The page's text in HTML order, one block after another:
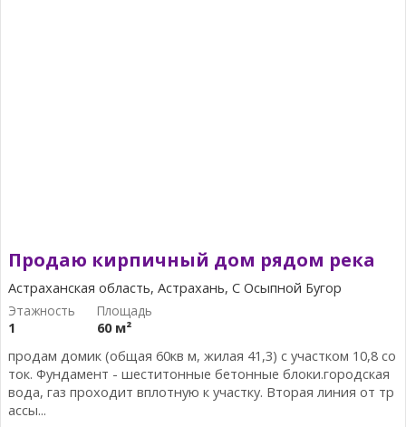
Продаю кирпичный дом рядом река
Астраханская область, Астрахань, С Осыпной Бугор
1
60 м²
продам домик (общая 60кв м, жилая 41,3) с участком 10,8 со
ток. Фундамент - шеститонные бетонные блоки.городская
вода, газ проходит вплотную к участку. Вторая линия от тр
ассы...